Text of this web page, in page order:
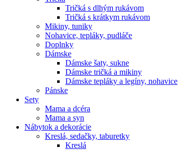
Tričká s dlhým rukávom
Tričká s krátkym rukávom
Mikiny, tuniky
Nohavice, tepláky, pudláče
Doplnky
Dámske
Dámske šaty, sukne
Dámske tričká a mikiny
Dámske tepláky a legíny, nohavice
Pánske
Sety
Mama a dcéra
Mama a syn
Nábytok a dekorácie
Kreslá, sedačky, taburetky
Kreslá